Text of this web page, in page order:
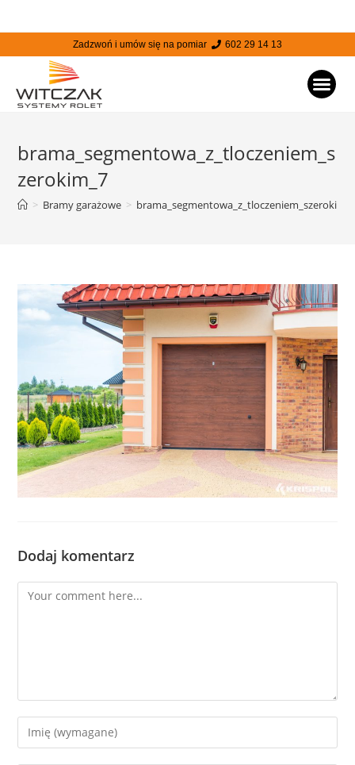
Zadzwoń i umów się na pomiar 602 29 14 13
brama_segmentowa_z_tloczeniem_s
zerokim_7
> Bramy garażowe >
Dodaj komentarz